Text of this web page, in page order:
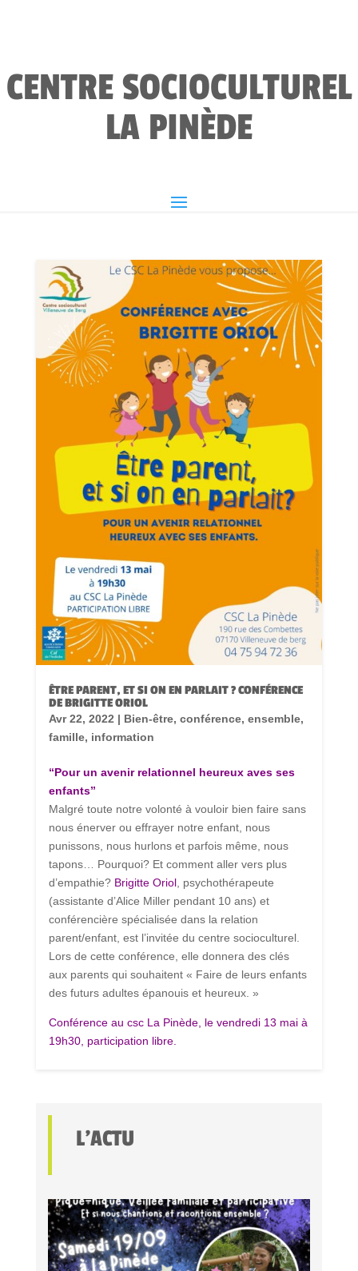
CENTRE SOCIOCULTUREL
LA PINÈDE
ÊTRE PARENT, ET SI ON EN PARLAIT ? CONFÉRENCE
DE BRIGITTE ORIOL
Avr 22, 2022 | Bien-être, conférence, ensemble,
famille, information
“Pour un avenir relationnel heureux aves ses
enfants”
Malgré toute notre volonté à vouloir bien faire sans
nous énerver ou effrayer notre enfant, nous
punissons, nous hurlons et parfois même, nous
tapons… Pourquoi? Et comment aller vers plus
d’empathie? Brigitte Oriol, psychothérapeute
(assistante d’Alice Miller pendant 10 ans) et
conférencière spécialisée dans la relation
parent/enfant, est l’invitée du centre socioculturel.
Lors de cette conférence, elle donnera des clés
aux parents qui souhaitent « Faire de leurs enfants
des futurs adultes épanouis et heureux. »
Conférence au csc La Pinède, le vendredi 13 mai à
19h30, participation libre.
L'ACTU